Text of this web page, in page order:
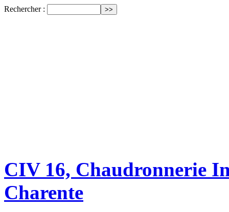
Rechercher :
CIV 16, Chaudronnerie
Charente